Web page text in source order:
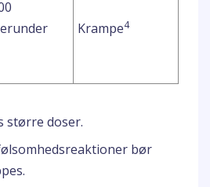
Krampe4
større doser.
bør